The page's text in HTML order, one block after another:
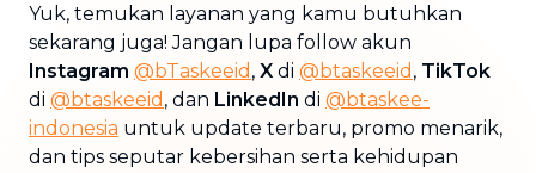
Yuk, temukan layanan yang kamu butuhkan
sekarang juga! Jangan lupa follow akun
Instagram @bTaskeeid , X di @btaskeeid , TikTok
di @btaskeeid , dan LinkedIn di @btaskee-
indonesia untuk update terbaru, promo menarik,
dan tips seputar kebersihan serta kehidupan